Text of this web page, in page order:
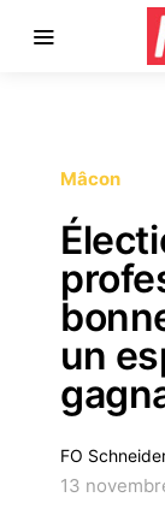
Mâcon
un
FO
13